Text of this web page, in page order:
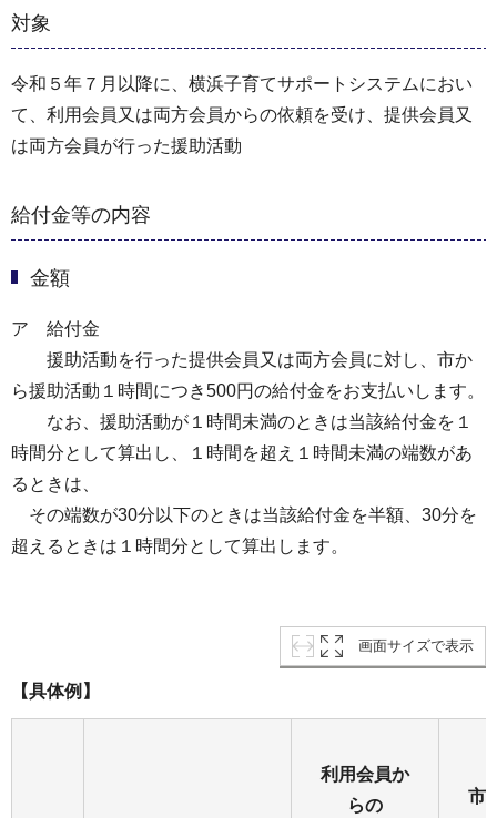
対象
令和５年７月以降に、横浜子育てサポートシステムにおい
て、利用会員又は両方会員からの依頼を受け、提供会員又
は両方会員が行った援助活動
給付金等の内容
金額
ア 給付金
援助活動を行った提供会員又は両方会員に対し、市か
ら援助活動１時間につき500円の給付金をお支払いします。
なお、援助活動が１時間未満のときは当該給付金を１
時間分として算出し、１時間を超え１時間未満の端数があ
るときは、
その端数が30分以下のときは当該給付金を半額、30分を
超えるときは１時間分として算出します。
画面サイズで表示
【具体例】
利用会員か
らの
市